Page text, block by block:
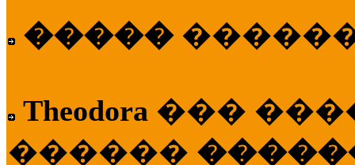
�����
Theodora ���
������